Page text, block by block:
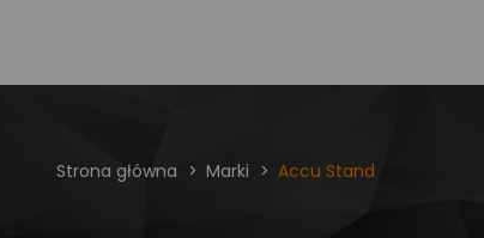
Strona główna Marki Accu Stand